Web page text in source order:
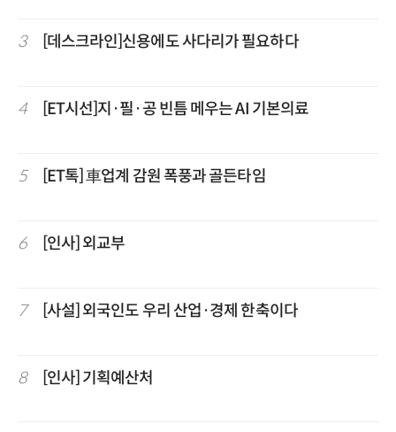
3 [데스크라인]신용에도 사다리가 필요하다
4 [ET시선]지·필·공 빈틈 메우는 AI 기본의료
5 [ET톡] 車업계 감원 폭풍과 골든타임
6 [인사] 외교부
7 [사설] 외국인도 우리 산업·경제 한축이다
8 [인사] 기획예산처